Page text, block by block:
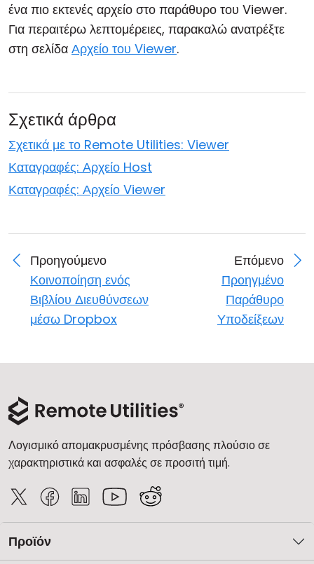
ένα πιο εκτενές αρχείο στο παράθυρο του Viewer.
Για περαιτέρω λεπτομέρειες, παρακαλώ ανατρέξτε
στη σελίδα Αρχείο του Viewer.
Σχετικά άρθρα
Σχετικά με το Remote Utilities: Viewer
Καταγραφές: Αρχείο Host
Καταγραφές: Αρχείο Viewer
Προηγούμενο
Κοινοποίηση ενός
Βιβλίου Διευθύνσεων
μέσω Dropbox
Επόμενο
Προηγμένο
Παράθυρο
Υποδείξεων
Λογισμικό απομακρυσμένης πρόσβασης πλούσιο σε
χαρακτηριστικά και ασφαλές σε προσιτή τιμή.
Προϊόν